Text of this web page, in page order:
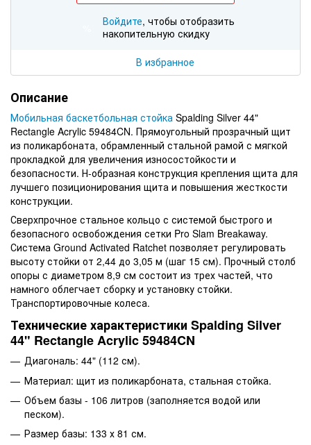
Войдите, чтобы отобразить
накопительную скидку
В избранное
Описание
Мобильная баскетбольная стойка Spalding Silver 44"
Rectangle Acrylic 59484CN. Прямоугольный прозрачный щит
из поликарбоната, обрамленный стальной рамой с мягкой
прокладкой для увеличения износостойкости и
безопасности. Н-образная конструкция крепления щита для
лучшего позиционирования щита и повышения жесткости
конструкции.
Сверхпрочное стальное кольцо с системой быстрого и
безопасного освобождения сетки Pro Slam Breakaway.
Система Ground Activated Ratchet позволяет регулировать
высоту стойки от 2,44 до 3,05 м (шаг 15 см). Прочный столб
опоры с диаметром 8,9 см состоит из трех частей, что
намного облегчает сборку и установку стойки.
Транспортировочные колеса.
Технические характеристики Spalding Silver
44" Rectangle Acrylic 59484CN
Диагональ: 44" (112 см).
Материал: щит из поликарбоната, стальная стойка.
Объем базы - 106 литров (заполняется водой или
песком).
Размер базы: 133 х 81 см.